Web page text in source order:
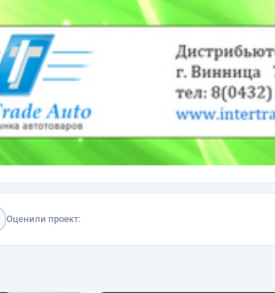
Оценили проект: